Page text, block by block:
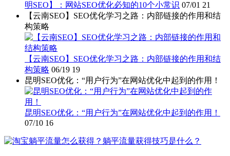
明SEO】：网站SEO优化必知的10个小常识 07/01 21
【云南SEO】SEO优化学习之路：内部链接的作用和结
构策略
【云南SEO】SEO优化学习之路：内部链接的作用和结
构策略 06/19 19
昆明SEO优化：“用户行为”在网站优化中起到的作用！
昆明SEO优化：“用户行为”在网站优化中起到的作用！
07/10 16